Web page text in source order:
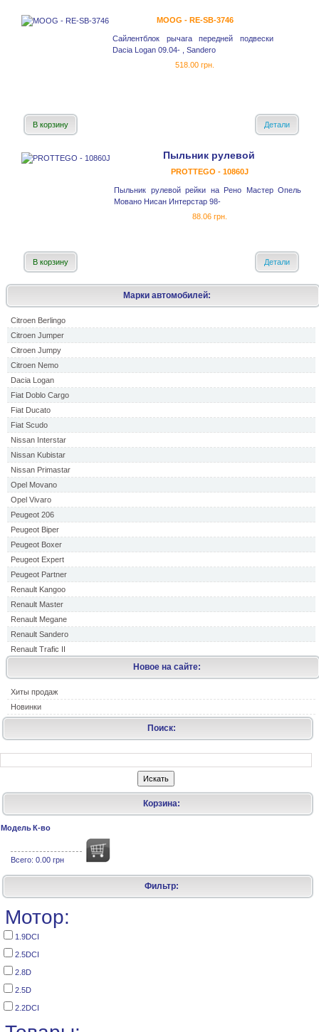
Марки автомобилей:
Citroen Berlingo
Citroen Jumper
Citroen Jumpy
Citroen Nemo
Dacia Logan
Fiat Doblo Cargo
Fiat Ducato
Fiat Scudo
Nissan Interstar
Nissan Kubistar
Nissan Primastar
Opel Movano
Opel Vivaro
Peugeot 206
Peugeot Biper
Peugeot Boxer
Peugeot Expert
Peugeot Partner
Renault Kangoo
Renault Master
Renault Megane
Renault Sandero
Renault Trafic II
Новое на сайте:
Хиты продаж
Новинки
MOOG - RE-SB-3746
Сайлентблок рычага передней подвески
Dacia Logan 09.04- , Sandero
518.00 грн.
В корзину Детали
Пыльник рулевой
PROTTEGO - 10860J
Пыльник рулевой рейки на Рено Мастер Опель
Мовано Нисан Интерстар 98-
88.06 грн.
В корзину Детали
Поиск:
Корзина:
Модель К-во
Всего: 0.00 грн
Фильтр:
Мотор:
1.9DCI
2.5DCI
2.8D
2.5D
2.2DCI